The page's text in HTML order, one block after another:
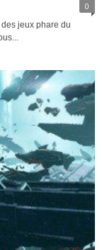
0
jeux phare du